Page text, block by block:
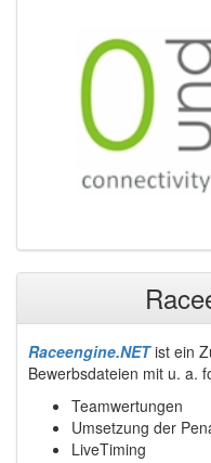
Raceengine.NETist ein
Bewerbsdateien mit u. a.
Teamwertungen
Umsetzung der
LiveTiming